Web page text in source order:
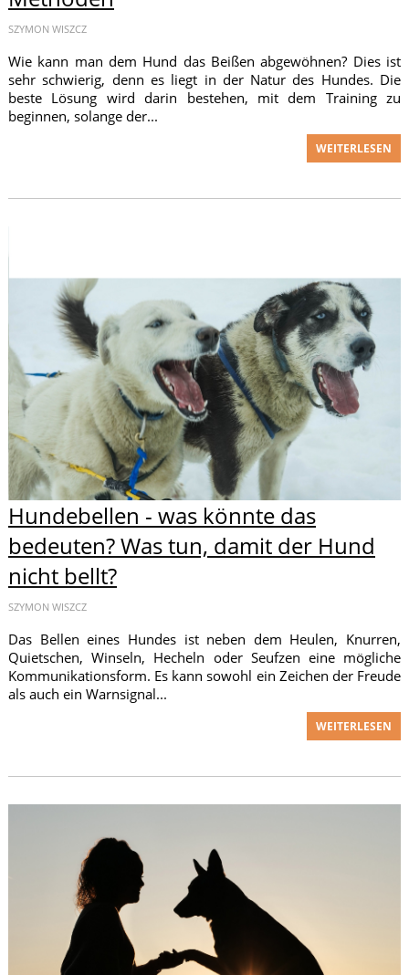
SZYMON WISZCZ
Wie kann man dem Hund das Beißen abgewöhnen? Dies ist
sehr schwierig, denn es liegt in der Natur des Hundes. Die
beste Lösung wird darin bestehen, mit dem Training zu
beginnen, solange der...
WEITERLESEN
Hundebellen - was könnte das
bedeuten? Was tun, damit der Hund
nicht bellt?
SZYMON WISZCZ
Das Bellen eines Hundes ist neben dem Heulen, Knurren,
Quietschen, Winseln, Hecheln oder Seufzen eine mögliche
Kommunikationsform. Es kann sowohl ein Zeichen der Freude
als auch ein Warnsignal...
WEITERLESEN